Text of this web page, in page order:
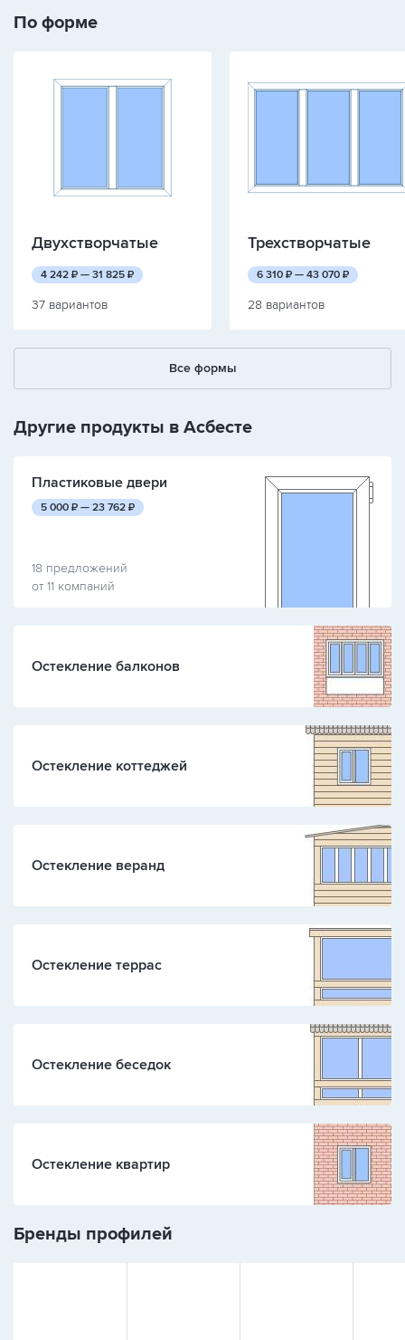
По форме
Двухстворчатые
4 242 руб.
₽ — 31 825 руб.
₽
37 вариантов
Трехстворчатые
6 310 руб.
₽ — 43 070 руб.
₽
28 вариантов
Все формы
Другие продукты в Асбесте
Пластиковые двери
5 000 руб.
₽ — 23 762 руб.
₽
18 предложений
от 11 компаний
Остекление балконов
Остекление коттеджей
Остекление веранд
Остекление террас
Остекление беседок
Остекление квартир
Бренды профилей